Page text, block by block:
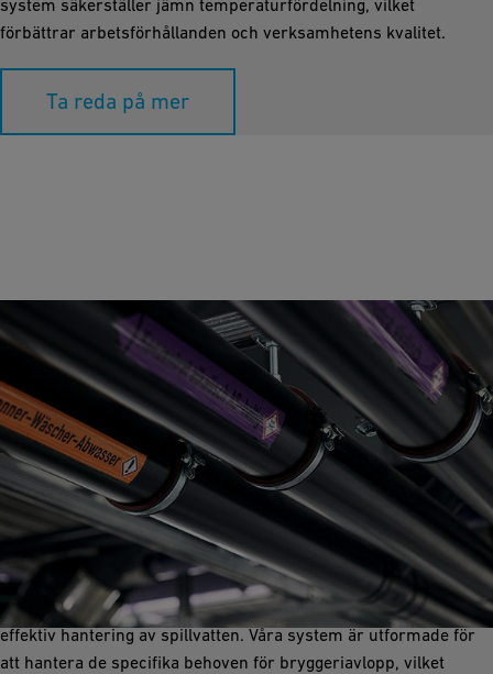
system säkerställer jämn temperaturfördelning, vilket
förbättrar arbetsförhållanden och verksamhetens kvalitet.
Ta reda på mer
Spillvattenhantering
Spillvattenhantering är avgörande för att bryggerier ska kunna
hantera utsläpp och följa miljöregler. GF Industry and
Infrastructure Flow Solutions tillhandahåller rörlösningar för
effektiv hantering av spillvatten. Våra system är utformade för
att hantera de specifika behoven för bryggeriavlopp, vilket